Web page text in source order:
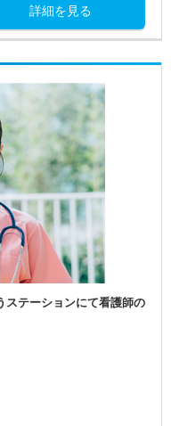
詳細を見る
ステーションにて看護師の